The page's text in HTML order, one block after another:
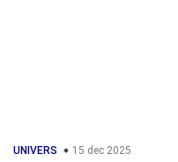
UNIVERS 15 dec 2025